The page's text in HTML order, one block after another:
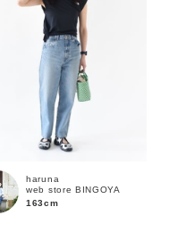
haruna
web store BINGOYA
163cm